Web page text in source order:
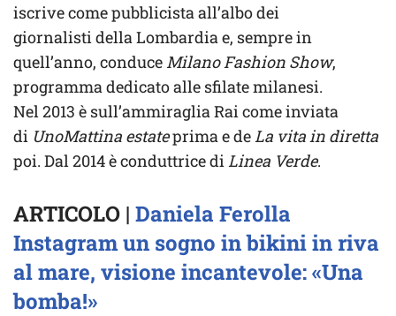
iscrive come pubblicista all’albo dei
giornalisti della Lombardia e, sempre in
quell’anno, conduce Milano Fashion Show,
programma dedicato alle sfilate milanesi.
Nel 2013 è sull’ammiraglia Rai come inviata
di UnoMattina estateprima e deLa vita in diretta
poi. Dal 2014 è conduttrice diLinea Verde.
ARTICOLO | Daniela Ferolla
Instagram un sogno in bikini in riva
al mare, visione incantevole: «Una
bomba!»